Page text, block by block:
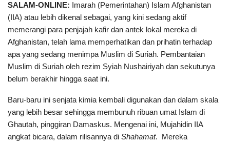
SALAM-ONLINE: Imarah (Pemerintahan) Islam Afghanistan
(IIA) atau lebih dikenal sebagai, yang kini sedang aktif
memerangi para penjajah kafir dan antek lokal mereka di
Afghanistan, telah lama memperhatikan dan prihatin terhadap
apa yang sedang menimpa Muslim di Suriah. Pembantaian
Muslim di Suriah oleh rezim Syiah Nushairiyah dan sekutunya
belum berakhir hingga saat ini.
Baru-baru ini senjata kimia kembali digunakan dan dalam skala
yang lebih besar sehingga membunuh ribuan umat Islam di
Ghautah, pinggiran Damaskus. Mengenai ini, Mujahidin IIA
angkat bicara, dalam rilisannya di Shahamat. Mereka